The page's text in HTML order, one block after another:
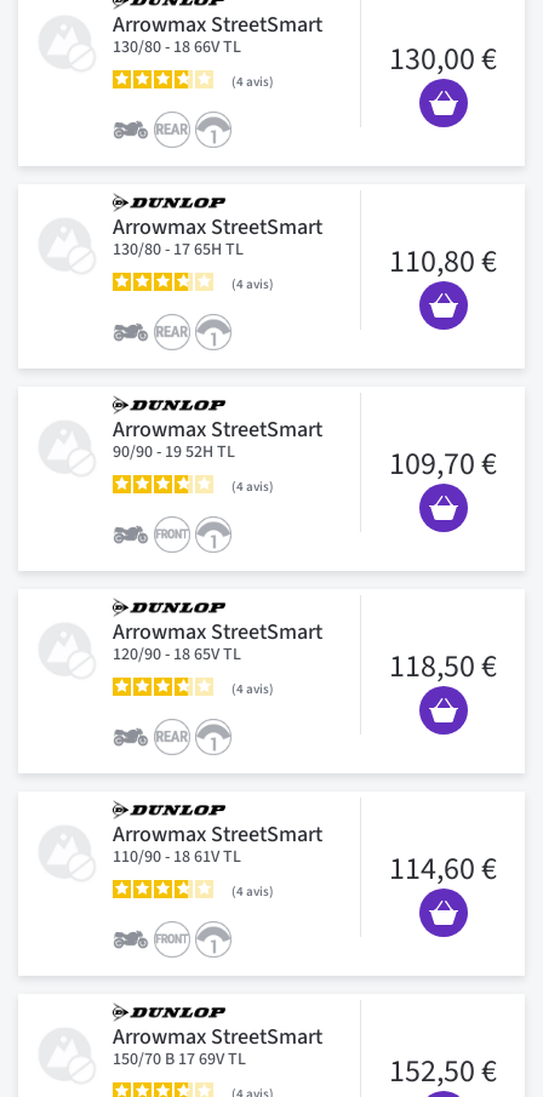
Arrowmax StreetSmart
130/80 - 18 66V TL
4avis
130,00 €
Arrowmax StreetSmart
130/80 - 17 65H TL
4avis
110,80 €
Arrowmax StreetSmart
90/90 - 19 52H TL
4avis
109,70 €
Arrowmax StreetSmart
120/90 - 18 65V TL
4avis
118,50 €
Arrowmax StreetSmart
110/90 - 18 61V TL
4avis
114,60 €
Arrowmax StreetSmart
150/70 B 17 69V TL 152,50 €